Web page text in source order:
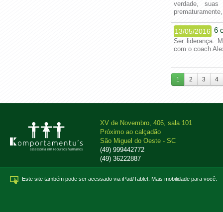
verdade,
13/05/2016 6
Ser liderança.
com o coach
1 2 3 4
XV de Novembro, 406, sala 101
Próximo ao calçadão
São Miguel do Oeste - SC
(49) 999442772
(49) 36222887
Este site também pode ser acessado via iPad/Tablet. Mais mobilidade para você.